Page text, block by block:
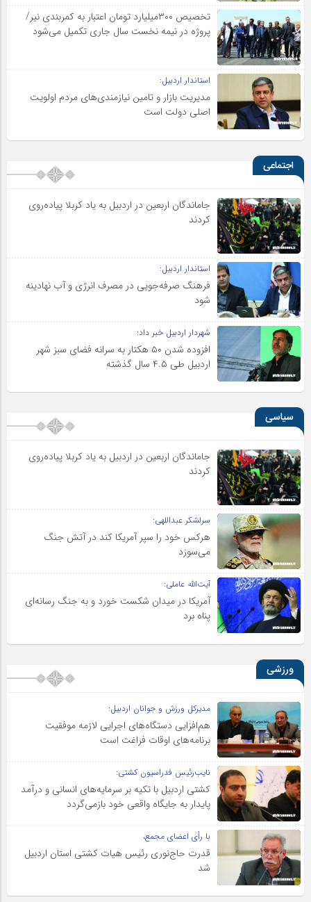
تخصیص ۳۰۰میلیارد تومان اعتبار به کمربندی نیر/
پروژه در نیمه نخست سال جاری تکمیل می‌شود
استاندار اردبیل:
مدیریت بازار و تامین نیازمندی‌های مردم اولویت‌
اصلی دولت است
اجتماعی
جاماندگان اربعین در اردبیل به یاد کربلا پیاده‌روی
کردند
استاندار اردبیل:
فرهنگ صرفه‌جویی در مصرف انرژی و آب نهادینه
شود
شهردار اردبیل خبر داد:
افزوده شدن ۵۰ هکتار به سرانه فضای سبز شهر
اردبیل طی ۴.۵ سال گذشته
سیاسی
جاماندگان اربعین در اردبیل به یاد کربلا پیاده‌روی
کردند
سرلشکر عبداللهی:
هرکس خود را سپر آمریکا کند در آتش جنگ
می‌سوزد
آیت‌الله عاملی:
آمریکا در میدان شکست خورد و به جنگ رسانه‌ای
پناه برد
ورزشی
مدیرکل ورزش و جوانان اردبیل:
هم‌افزایی دستگاه‌های اجرایی لازمه موفقیت
برنامه‌های اوقات فراغت است
نایب‌رئیس فدراسیون کشتی:
کشتی اردبیل با تکیه بر سرمایه‌های انسانی و درآمد
پایدار به جایگاه واقعی خود بازمی‌گردد
با رأی اعضای مجمع،
قدرت حاج‌نوری رئیس هیات کشتی استان اردبیل
شد